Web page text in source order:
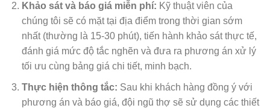
Khảo sát và báo giá miễn phí: Kỹ thuật viên của
chúng tôi sẽ có mặt tại địa điểm trong thời gian sớm
nhất (thường là 15-30 phút), tiến hành khảo sát thực tế,
đánh giá mức độ tắc nghẽn và đưa ra phương án xử lý
tối ưu cùng bảng giá chi tiết, minh bạch.
Thực hiện thông tắc: Sau khi khách hàng đồng ý với
phương án và báo giá, đội ngũ thợ sẽ sử dụng các thiết